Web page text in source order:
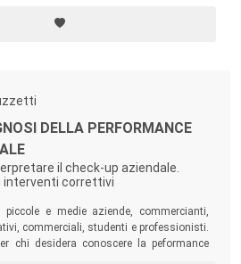
DELLA PERFORMANCE
il check-up aziendale.
interventi correttivi
e medie aziende, commercianti,
commerciali, studenti e professionisti.
chi desidera conoscere la peformance